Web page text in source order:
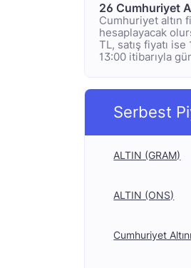
26 Cumhuriyet
Cumhuriyet altın
hesaplayacak
TL, satış fiyatı
13:00 itibarıyla
Serbest
ALTIN (GRAM)
ALTIN (ONS)
Cumhuriyet Altını